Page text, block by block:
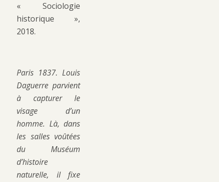
« Sociologie
historique »,
2018.
Paris 1837. Louis
Daguerre parvient
à capturer le
visage d’un
homme. Là, dans
les salles voûtées
du Muséum
d’histoire
naturelle, il fixe